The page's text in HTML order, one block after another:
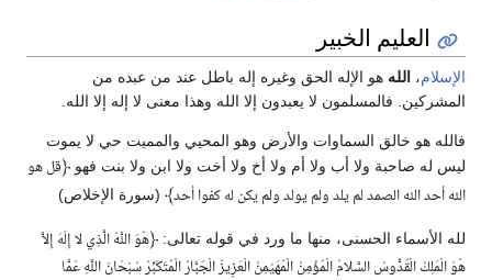
العليم الخبير
الإسلام، الله هو الإله الحق وغيره إله باطل عند من عبده من
المشركين. فالمسلمون لا يعبدون إلا الله وهذا معنى لا إله إلا الله.
فالله هو خالق السماوات والأرض وهو المحيي والمميت حي لا يموت
ليس له صاحبة ولا أب ولا أم ولا أخ ولا أخت ولا ابن ولا بنت فهو ﴿قل هو
الله أحد الله الصمد لم يلد ولم يولد ولم يكن له كفوا أحد﴾ (سورة الإخلاص)
لله الأسماء الحسنى، منها ما ورد في قوله تعالى: ﴿هُوَ اللَّهُ الَّذِي لا إِلَهَ إِلاَّ
هُوَ الْمَلِكُ الْقُدُّوسُ السَّلامُ الْمُؤْمِنُ الْمُهَيْمِنُ الْعَزِيزُ الْجَبَّارُ الْمُتَكَبِّرُ سُبْحَانَ اللَّهِ عَمَّا